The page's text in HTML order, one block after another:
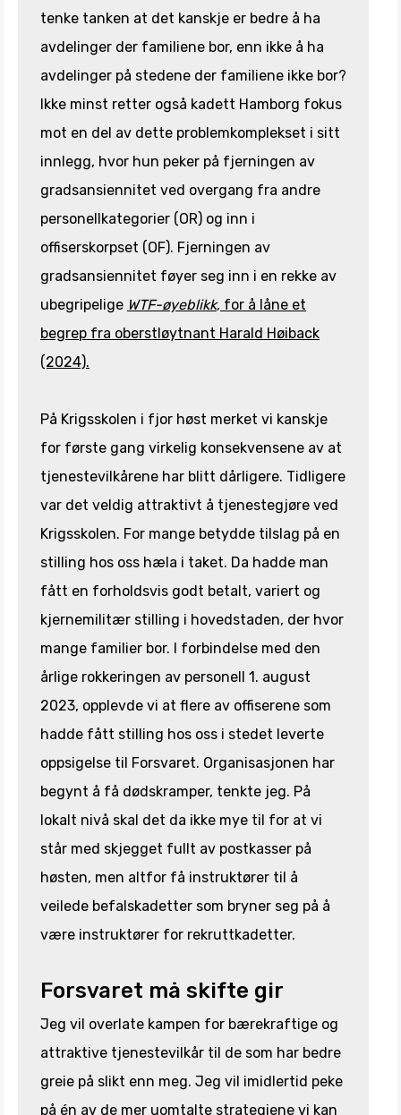
tenke tanken at det kanskje er bedre å ha
avdelinger der familiene bor, enn ikke å ha
avdelinger på stedene der familiene ikke bor?
Ikke minst retter også kadett Hamborg fokus
mot en del av dette problemkomplekset i sitt
innlegg, hvor hun peker på fjerningen av
gradsansiennitet ved overgang fra andre
personellkategorier (OR) og inn i
offiserskorpset (OF). Fjerningen av
gradsansiennitet føyer seg inn i en rekke av
ubegripelige WTF-øyeblikk, for å låne et
begrep fra oberstløytnant Harald Høiback
(2024).
På Krigsskolen i fjor høst merket vi kanskje
for første gang virkelig konsekvensene av at
tjenestevilkårene har blitt dårligere. Tidligere
var det veldig attraktivt å tjenestegjøre ved
Krigsskolen. For mange betydde tilslag på en
stilling hos oss hæla i taket. Da hadde man
fått en forholdsvis godt betalt, variert og
kjernemilitær stilling i hovedstaden, der hvor
mange familier bor. I forbindelse med den
årlige rokkeringen av personell 1. august
2023, opplevde vi at flere av offiserene som
hadde fått stilling hos oss i stedet leverte
oppsigelse til Forsvaret. Organisasjonen har
begynt å få dødskramper, tenkte jeg. På
lokalt nivå skal det da ikke mye til for at vi
står med skjegget fullt av postkasser på
høsten, men altfor få instruktører til å
veilede befalskadetter som bryner seg på å
være instruktører for rekruttkadetter.
Forsvaret må skifte gir
Jeg vil overlate kampen for bærekraftige og
attraktive tjenestevilkår til de som har bedre
greie på slikt enn meg. Jeg vil imidlertid peke
på én av de mer uomtalte strategiene vi kan